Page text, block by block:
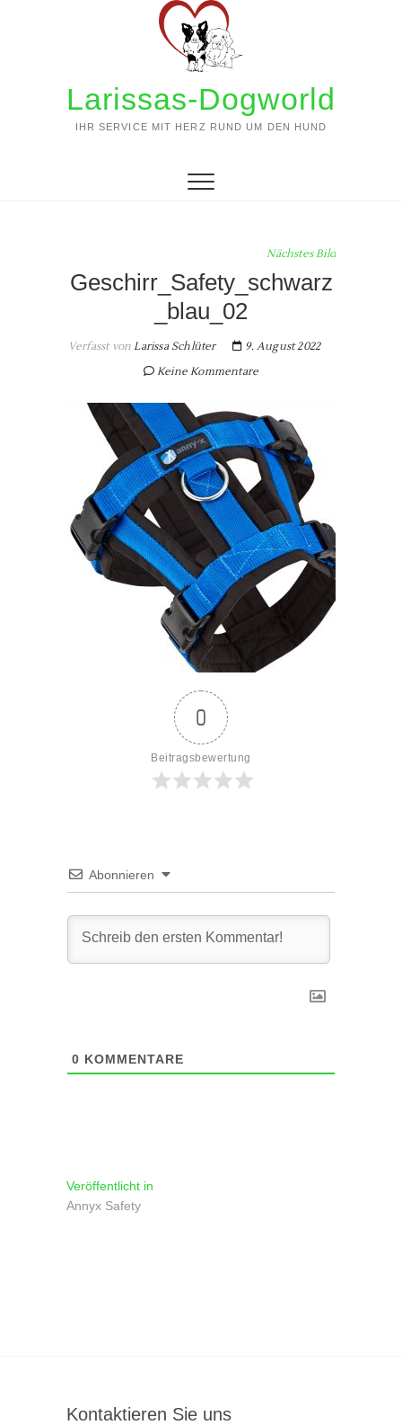
Larissas-Dogworld
IHR SERVICE MIT HERZ RUND UM DEN HUND
Nächstes Bild
Geschirr_Safety_schwarz
_blau_02
Verfasst von Larissa Schlüter
9. August 2022
Keine Kommentare
0
Beitragsbewertung
Abonnieren
0 KOMMENTARE
Beitragsnavigation
Veröffentlicht in
Annyx Safety
Kontaktieren Sie uns